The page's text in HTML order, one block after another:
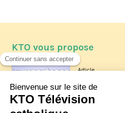
KTO vous propose
Article
Les